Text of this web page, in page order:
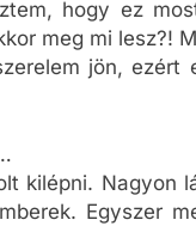
hogy ez
meg mi lesz?!
jön, ezért
kilépni. Nagyon
Egyszer